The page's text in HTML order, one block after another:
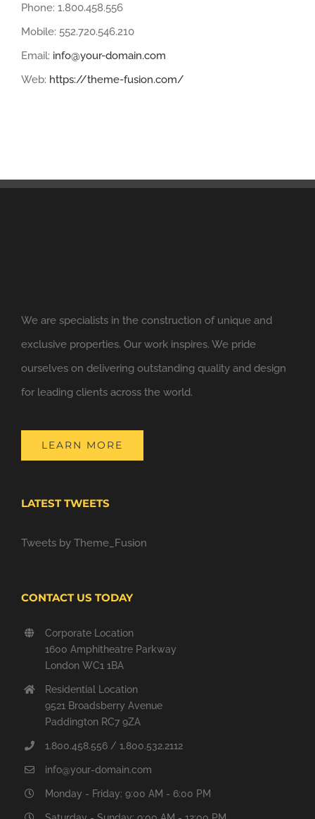
Phone: 1.800.458.556
Mobile: 552.720.546.210
Email: info@your-domain.com
Web: https://theme-fusion.com/
We are specialists in the construction of unique and
exclusive properties. Our work inspires. We pride
ourselves on delivering outstanding quality and design
for leading clients across the world.
LEARN MORE
LATEST TWEETS
Tweets by Theme_Fusion
CONTACT US TODAY
Corporate Location
1600 Amphitheatre Parkway
London WC1 1BA
Residential Location
9521 Broadsberry Avenue
Paddington RC7 9ZA
1.800.458.556 / 1.800.532.2112
info@your-domain.com
Monday - Friday: 9:00 AM - 6:00 PM